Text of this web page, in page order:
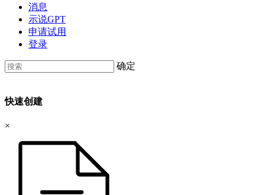
消息
示说GPT
申请试用
登录
确定
快速创建
×